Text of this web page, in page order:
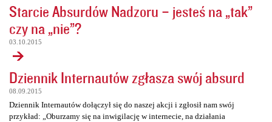
Starcie Absurdów Nadzoru – jesteś na „tak”
czy na „nie”?
03.10.2015
Dziennik Internautów zgłasza swój absurd
08.09.2015
Dziennik Internautów dołączył się do naszej akcji i zgłosił nam swój
przykład: „Oburzamy się na inwigilację w internecie, na działania